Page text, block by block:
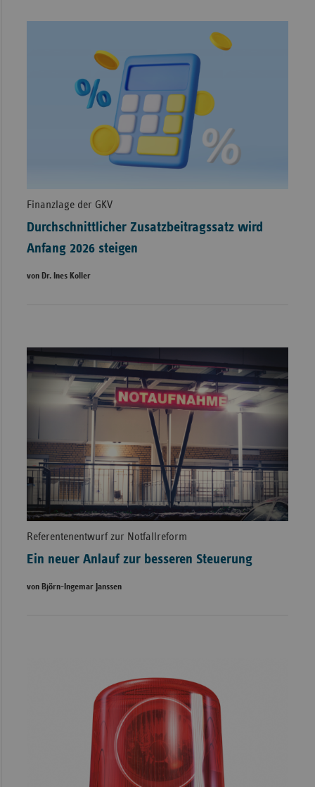
Finanzlage der GKV
Durchschnittlicher Zusatzbeitragssatz wird
Anfang 2026 steigen
von Dr. Ines Koller
Referentenentwurf zur Notfallreform
Ein neuer Anlauf zur besseren Steuerung
von Björn-Ingemar Janssen